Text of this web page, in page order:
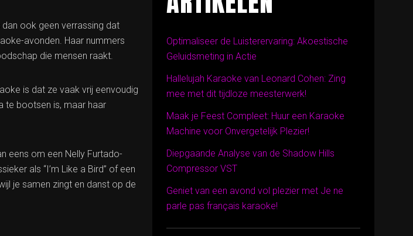
ook geen verrassing dat
avonden. Haar nummers
die mensen raakt.
is dat ze vaak vrij eenvoudig
te bootsen is, maar haar
eens om een Nelly Furtado-
als “I’m Like a Bird” of een
je samen zingt en danst op de
Optimaliseer de Luisterervaring: Akoestische
Geluidsmeting in Actie
Hallelujah Karaoke van Leonard Cohen: Zing
mee met dit tijdloze meesterwerk!
Maak je Feest Compleet: Huur een Karaoke
Machine voor Onvergetelijk Plezier!
Diepgaande Analyse van de Shadow Hills
Compressor VST
Geniet van een avond vol plezier met Je ne
parle pas français karaoke!